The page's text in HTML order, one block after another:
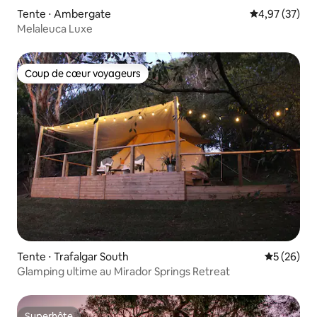
Tente ⋅ Ambergate Évaluation
4,97 (37)
Melaleuca Luxe
Coup de cœur voyageurs
Coup de cœur voyageurs
Tente ⋅ Trafalgar South
5 (26)
Glamping ultime au Mirador Springs Retreat